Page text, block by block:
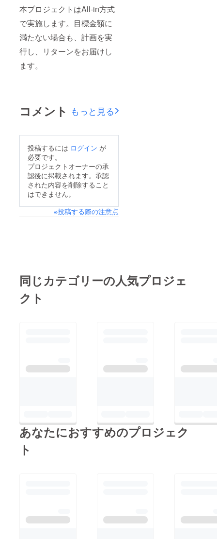
本プロジェクトはAll-in方式
で実施します。目標金額に
満たない場合も、計画を実
行し、リターンをお届けし
ます。
コメント もっと見る
投稿するには ログイン が
必要です。
プロジェクトオーナーの承
認後に掲載されます。承認
された内容を削除すること
はできません。
※投稿する際の注意点
同じカテゴリーの人気プロジェ
クト
あなたにおすすめのプロジェク
ト